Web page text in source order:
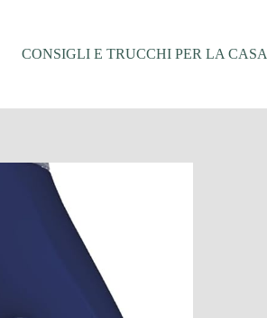
CONSIGLI E TRUCCHI PER LA CASA